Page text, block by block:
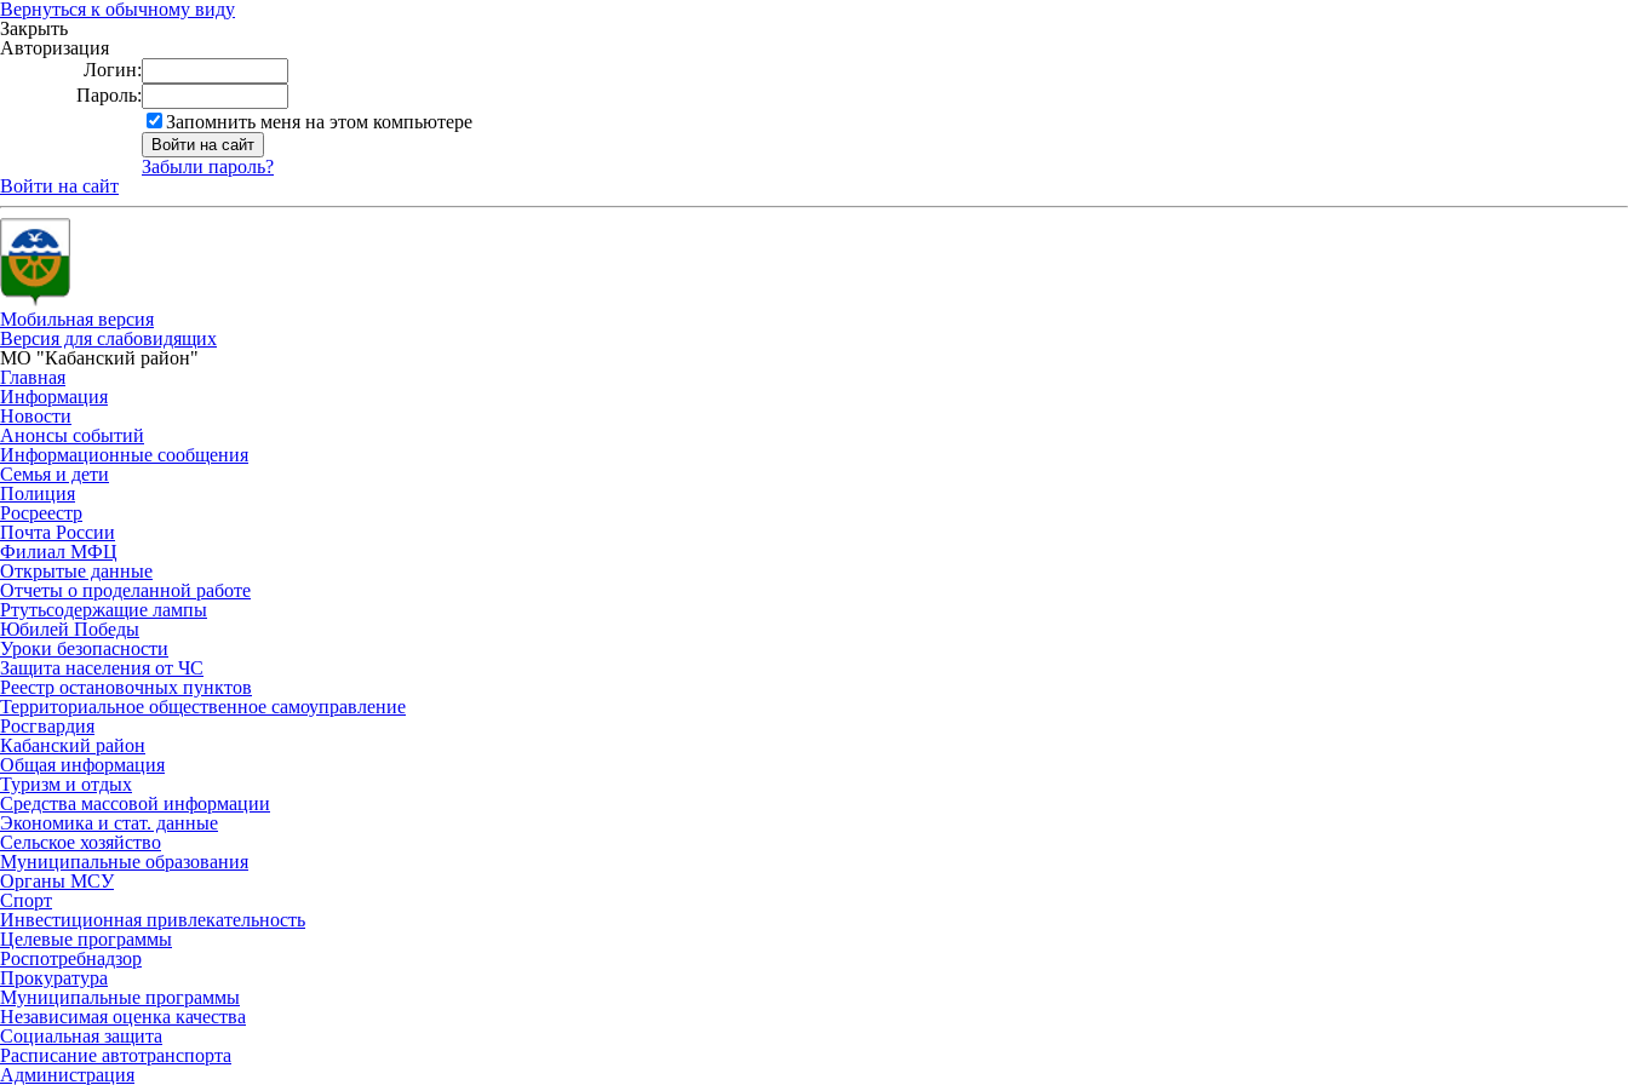
Вернуться к обычному виду
Закрыть
Авторизация
Логин:
Пароль:
Запомнить меня на этом компьютере
Забыли пароль?
Войти на сайт
Мобильная версия
Версия для слабовидящих
МО "Кабанский район"
Главная
Информация
Новости
Анонсы событий
Информационные сообщения
Семья и дети
Полиция
Росреестр
Почта России
Филиал МФЦ
Открытые данные
Отчеты о проделанной работе
Ртутьсодержащие лампы
Юбилей Победы
Уроки безопасности
Защита населения от ЧС
Реестр остановочных пунктов
Территориальное общественное самоуправление
Росгвардия
Кабанский район
Общая информация
Туризм и отдых
Средства массовой информации
Экономика и стат. данные
Сельское хозяйство
Муниципальные образования
Органы МСУ
Спорт
Инвестиционная привлекательность
Целевые программы
Роспотребнадзор
Прокуратура
Муниципальные программы
Независимая оценка качества
Социальная защита
Расписание автотранспорта
Администрация